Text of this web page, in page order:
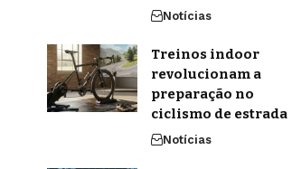
Notícias
Treinos indoor
revolucionam a
preparação no
ciclismo de estrada
Notícias